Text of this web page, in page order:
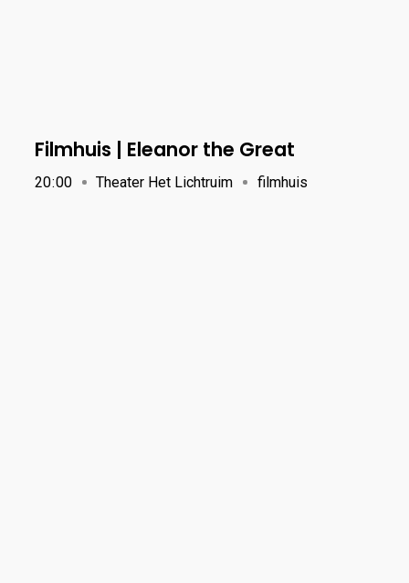
Filmhuis | Eleanor the Great
20:00 Theater Het Lichtruim filmhuis